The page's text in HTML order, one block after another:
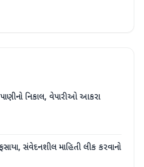
પાણીનો નિકાલ, વેપારીઓ આકરા
સંવેદનશીલ માહિતી લીક કરવાનો